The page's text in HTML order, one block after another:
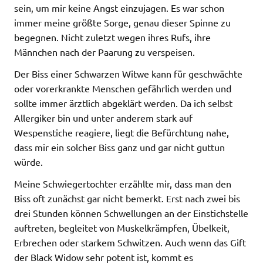
sein, um mir keine Angst einzujagen. Es war schon
immer meine größte Sorge, genau dieser Spinne zu
begegnen. Nicht zuletzt wegen ihres Rufs, ihre
Männchen nach der Paarung zu verspeisen.
Der Biss einer Schwarzen Witwe kann für geschwächte
oder vorerkrankte Menschen gefährlich werden und
sollte immer ärztlich abgeklärt werden. Da ich selbst
Allergiker bin und unter anderem stark auf
Wespenstiche reagiere, liegt die Befürchtung nahe,
dass mir ein solcher Biss ganz und gar nicht guttun
würde.
Meine Schwiegertochter erzählte mir, dass man den
Biss oft zunächst gar nicht bemerkt. Erst nach zwei bis
drei Stunden können Schwellungen an der Einstichstelle
auftreten, begleitet von Muskelkrämpfen, Übelkeit,
Erbrechen oder starkem Schwitzen. Auch wenn das Gift
der Black Widow sehr potent ist, kommt es